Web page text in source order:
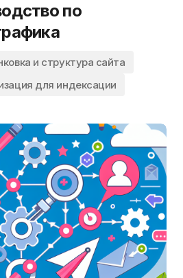
по
и структура сайта
для индексации